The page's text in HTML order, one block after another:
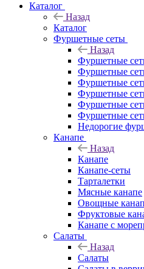
Каталог
Назад
Каталог
Фуршетные сеты
Назад
Фуршетные
Фуршетные
Фуршетные
Фуршетные
Фуршетные
Фуршетные
Недорогие
Канапе
Назад
Канапе
Канапе-сеты
Тарталетки
Мясные канапе
Овощные
Фруктовые
Канапе с
Салаты
Назад
Салаты